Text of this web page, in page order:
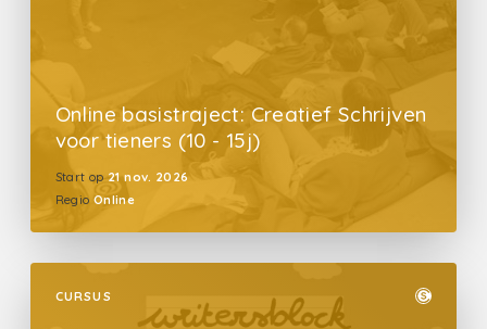
Online basistraject: Creatief Schrijven
voor tieners (10 - 15j)
Start op 21 nov. 2026
Regio Online
CURSUS